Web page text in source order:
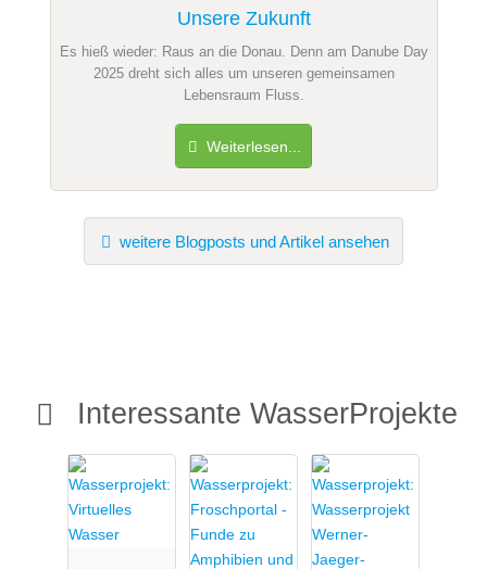
Unsere Zukunft
Es hieß wieder: Raus an die Donau. Denn am Danube Day
2025 dreht sich alles um unseren gemeinsamen
Lebensraum Fluss.
Weiterlesen...
weitere Blogposts und Artikel ansehen
Interessante WasserProjekte